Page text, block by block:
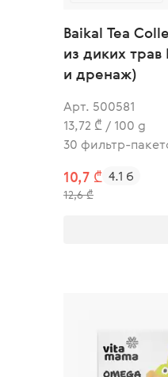
Baikal Tea
из диких
и дренаж)
Арт. 500581
13,72 ₾ / 100 g
30 фильтр-
10,7 ₾
12,6 ₾
4.1 б